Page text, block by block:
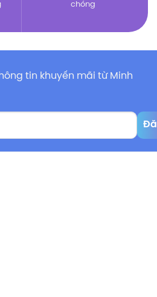
chóng
tin khuyến mãi từ Minh